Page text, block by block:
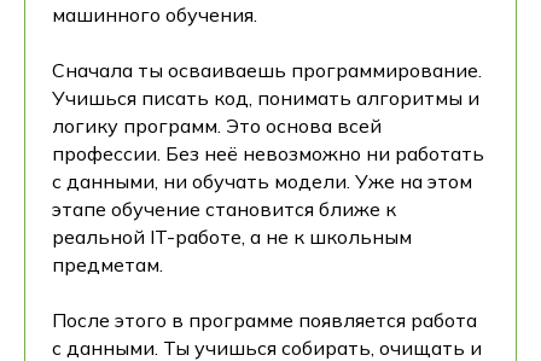
машинного обучения.
Сначала ты осваиваешь программирование.
Учишься писать код, понимать алгоритмы и
логику программ. Это основа всей
профессии. Без неё невозможно ни работать
с данными, ни обучать модели. Уже на этом
этапе обучение становится ближе к
реальной IT-работе, а не к школьным
предметам.
После этого в программе появляется работа
с данными. Ты учишься собирать, очищать и